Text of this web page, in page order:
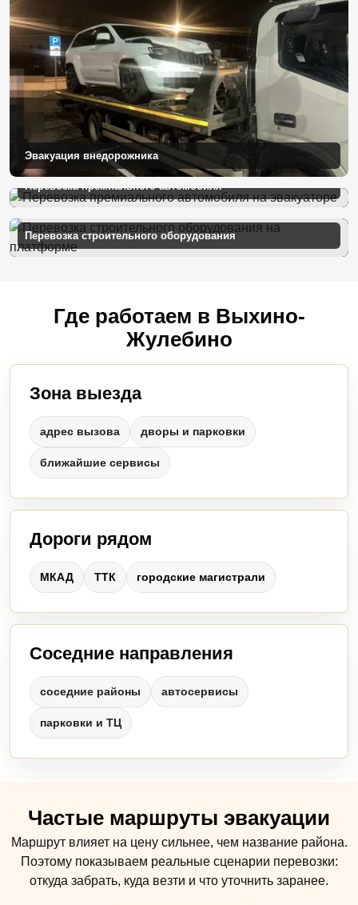
Эвакуация внедорожника
Перевозка премиального автомобиля
Перевозка строительного оборудования
Где работаем в Выхино-
Жулебино
Зона выезда
адрес вызова дворы и парковки
ближайшие сервисы
Дороги рядом
МКАД ТТК городские магистрали
Соседние направления
соседние районы автосервисы
парковки и ТЦ
Частые маршруты эвакуации
Маршрут влияет на цену сильнее, чем название района.
Поэтому показываем реальные сценарии перевозки:
откуда забрать, куда везти и что уточнить заранее.